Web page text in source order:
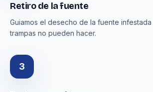
Retiro de la fuente
Guiamos el desecho de la fuente
trampas no pueden hacer.
3